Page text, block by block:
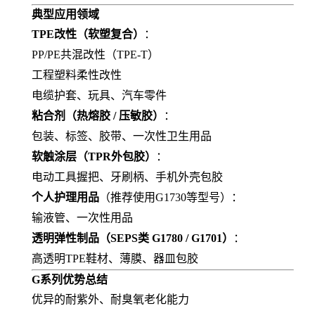
典型应用领域
TPE改性（软塑复合）
：
PP/PE共混改性（TPE-T）
工程塑料柔性改性
电缆护套、玩具、汽车零件
粘合剂（热熔胶 / 压敏胶）
：
包装、标签、胶带、一次性卫生用品
软触涂层（TPR外包胶）
：
电动工具握把、牙刷柄、手机外壳包胶
个人护理用品 （推荐使用G1730等型号）：
输液管、一次性用品
透明弹性制品（SEPS类 G1780 / G1701）
：
高透明TPE鞋材、薄膜、器皿包胶
G系列优势总结
优异的耐紫外、耐臭氧老化能力